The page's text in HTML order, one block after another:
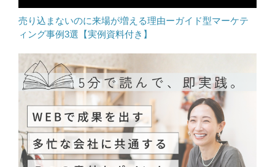
売り込まないのに来場が増える理由ーガイド型マーケテ
ィング事例3選【実例資料付き】